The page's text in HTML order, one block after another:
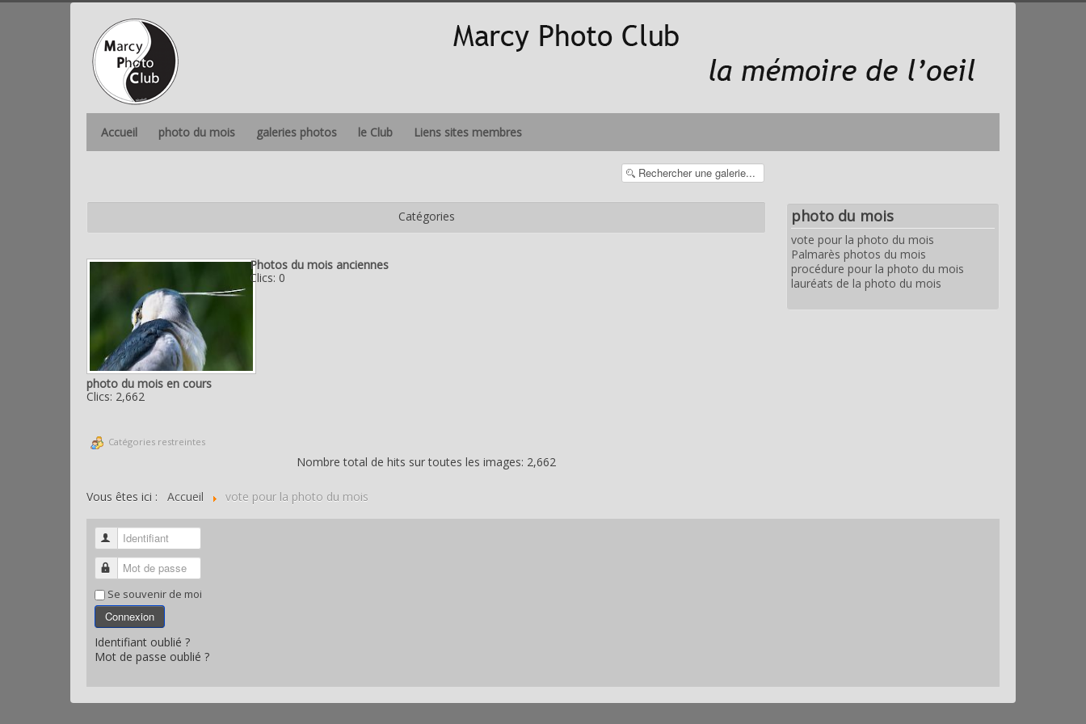
Accueil photo du mois galeries photos le Club Liens sites membres
Catégories
photo du mois en cours
Clics: 2,662
Photos du mois anciennes
Clics: 0
Catégories restreintes
Nombre total de hits sur toutes les images: 2,662
Vous êtes ici : Accueil vote pour la photo du mois
photo du mois
vote pour la photo du mois
Palmarès photos du mois
procédure pour la photo du mois
lauréats de la photo du mois
Identifiant
Mot de passe
Se souvenir de moi
Connexion
Identifiant oublié ?
Mot de passe oublié ?